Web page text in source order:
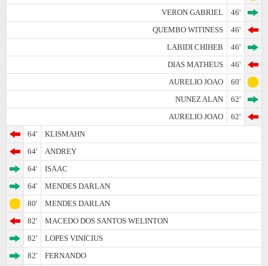
VERON GABRIEL
46'
QUEMBO WITINESS
46'
LABIDI CHIHEB
46'
DIAS MATHEUS
46'
AURELIO JOAO
60'
NUNEZ ALAN
62'
AURELIO JOAO
62'
64'
KLISMAHN
64'
ANDREY
64'
ISAAC
64'
MENDES DARLAN
80'
MENDES DARLAN
82'
MACEDO DOS SANTOS WELINTON
82'
LOPES VINICIUS
82'
FERNANDO